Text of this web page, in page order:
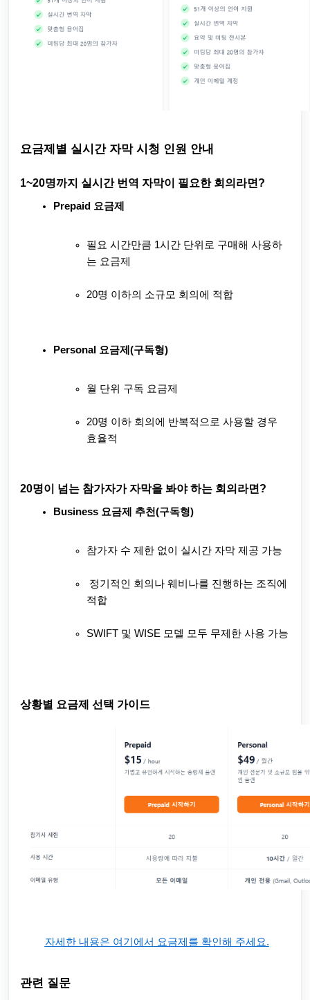
요금제별 실시간 자막 시청 인원 안내
1~20명까지 실시간 번역 자막이 필요한 회의라면?
Prepaid 요금제
필요 시간만큼 1시간 단위로 구매해 사용하
는 요금제
20명 이하의 소규모 회의에 적합
Personal 요금제(구독형)
월 단위 구독 요금제
20명 이하 회의에 반복적으로 사용할 경우
효율적
20명이 넘는 참가자가 자막을 봐야 하는 회의라면?
Business 요금제 추천(구독형)
참가자 수 제한 없이 실시간 자막 제공 가능
정기적인 회의나 웨비나를 진행하는 조직에
적합
SWIFT 및 WISE 모델 모두 무제한 사용 가능
상황별 요금제 선택 가이드
자세한 내용은 여기에서 요금제를 확인해 주세요.
관련 질문